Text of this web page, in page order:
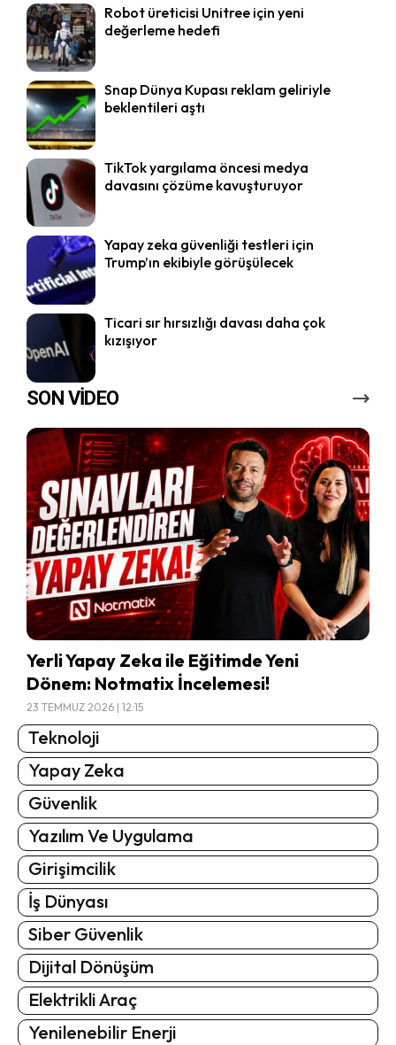
Robot üreticisi Unitree için yeni
değerleme hedefi
Snap Dünya Kupası reklam geliriyle
beklentileri aştı
TikTok yargılama öncesi medya
davasını çözüme kavuşturuyor
Yapay zeka güvenliği testleri için
Trump’ın ekibiyle görüşülecek
Ticari sır hırsızlığı davası daha çok
kızışıyor
SON VİDEO
Yerli Yapay Zeka ile Eğitimde Yeni
Dönem: Notmatix İncelemesi!
23 TEMMUZ 2026 | 12:15
Teknoloji
Yapay Zeka
Güvenlik
Yazılım Ve Uygulama
Girişimcilik
İş Dünyası
Siber Güvenlik
Dijital Dönüşüm
Elektrikli Araç
Yenilenebilir Enerji